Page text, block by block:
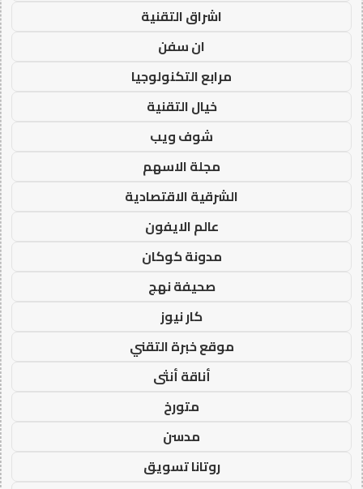
اشراق التقنية
ان سفن
مرابع التكنولوجيا
خيال التقنية
شوف ويب
مجلة الاسهم
الشرقية الاقتصادية
عالم الايفون
مدونة كوكان
صحيفة نهج
كار نيوز
موقع خبرة التقني
أناقة أنثى
متورخ
مدسن
روتانا تسويق